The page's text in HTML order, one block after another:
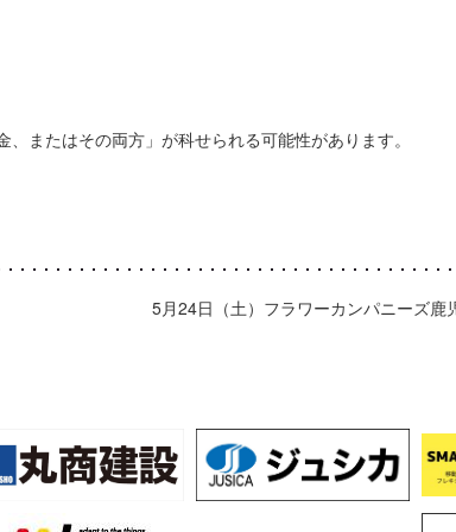
またはその両方」が科せられる可能性があります。
5月24日（土）フラワーカンパニーズ鹿